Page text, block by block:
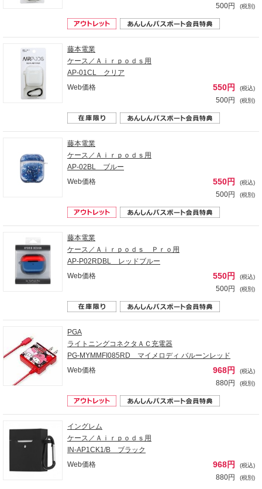
500円 (税別)
藤本電業
ケース／Ａｉｒｐｏｄｓ用
AP-01CL クリア
Web価格
550円 (税込)
500円 (税別)
藤本電業
ケース／Ａｉｒｐｏｄｓ用
AP-02BL ブルー
Web価格
550円 (税込)
500円 (税別)
藤本電業
ケース／Ａｉｒｐｏｄｓ Ｐｒｏ用
AP-P02RDBL レッドブルー
Web価格
550円 (税込)
500円 (税別)
PGA
ライトニングコネクタＡＣ充電器
PG-MYMMFI085RD マイメロディ バルーンレッド
Web価格
968円 (税込)
880円 (税別)
イングレム
ケース／Ａｉｒｐｏｄｓ用
IN-AP1CK1/B ブラック
Web価格
968円 (税込)
880円 (税別)